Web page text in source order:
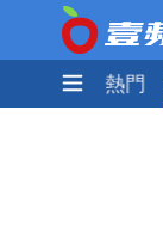
焦點 熱門